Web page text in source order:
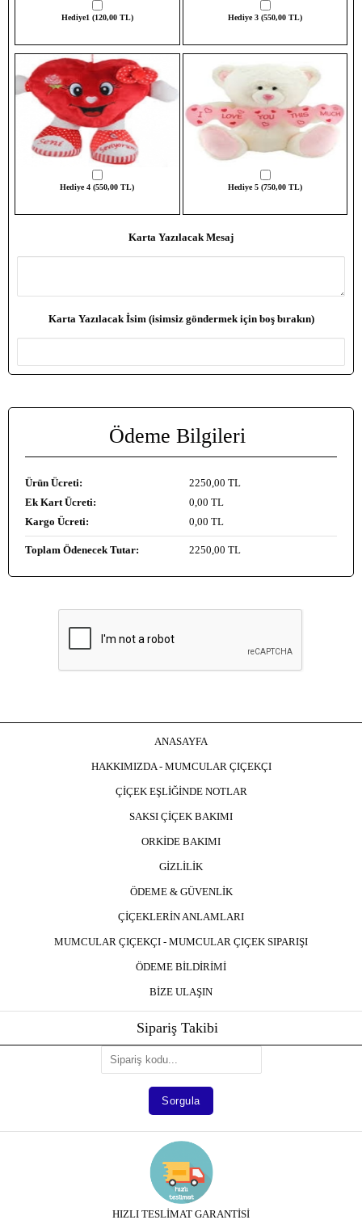
Hediye1 (120,00 TL) Hediye 3 (550,00 TL)
Hediye 4 (550,00 TL) Hediye 5 (750,00 TL)
Karta Yazılacak Mesaj
Karta Yazılacak İsim (isimsiz göndermek için boş bırakın)
Ödeme Bilgileri
Ürün Ücreti: 2250,00 TL
Ek Kart Ücreti:
0,00 TL
Kargo Ücreti:
0,00 TL
Toplam Ödenecek Tutar: 2250,00 TL
ANASAYFA
HAKKIMIZDA - MUMCULAR ÇIÇEKÇI
ÇİÇEK EŞLİĞİNDE NOTLAR
SAKSI ÇİÇEK BAKIMI
ORKİDE BAKIMI
GİZLİLİK
ÖDEME & GÜVENLİK
ÇİÇEKLERİN ANLAMLARI
MUMCULAR ÇIÇEKÇI - MUMCULAR ÇIÇEK SIPARIŞI
ÖDEME BİLDİRİMİ
BİZE ULAŞIN
Sipariş Takibi
HIZLI TESLİMAT GARANTİSİ